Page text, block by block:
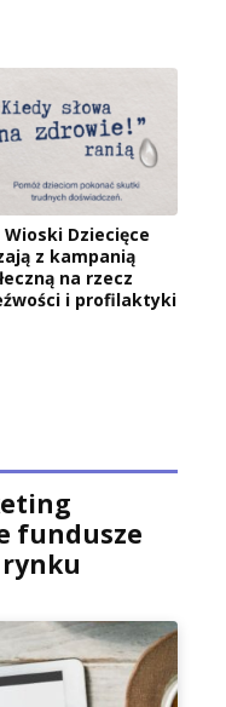
Wioski Dziecięce
z kampanią
na rzecz
i profilaktyki
fundusze
rynku